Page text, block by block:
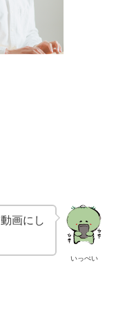
いっぺい
動画にし